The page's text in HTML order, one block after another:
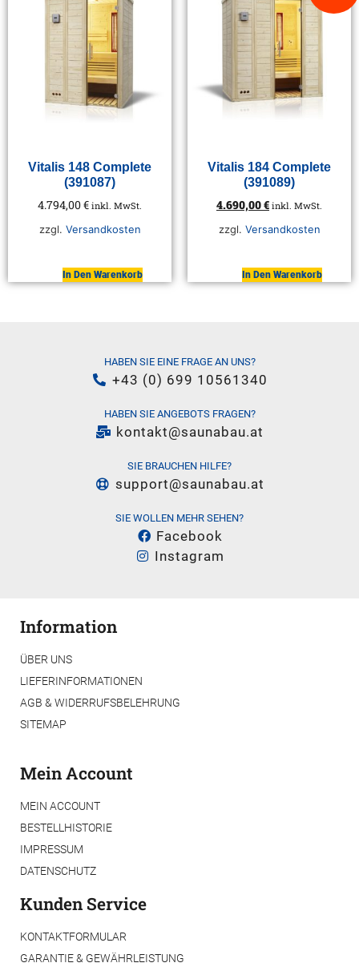
Vitalis 148 Complete
(391087)
4.794,00€ inkl. MwSt.
zzgl. Versandkosten
In Den Warenkorb
Vitalis 184 Complete
(391089)
4.690,00€ inkl. MwSt.
zzgl. Versandkosten
In Den Warenkorb
HABEN SIE EINE FRAGE AN UNS?
+43 (0) 699 10561340
HABEN SIE ANGEBOTS FRAGEN?
kontakt@saunabau.at
SIE BRAUCHEN HILFE?
support@saunabau.at
SIE WOLLEN MEHR SEHEN?
Facebook
Instagram
Information
ÜBER UNS
LIEFERINFORMATIONEN
AGB & WIDERRUFSBELEHRUNG
SITEMAP
Mein Account
MEIN ACCOUNT
BESTELLHISTORIE
IMPRESSUM
DATENSCHUTZ
Kunden Service
KONTAKTFORMULAR
GARANTIE & GEWÄHRLEISTUNG